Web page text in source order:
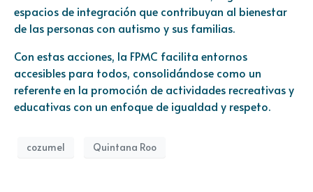
espacios de integración que contribuyan al bienestar
de las personas con autismo y sus familias.
Con estas acciones, la FPMC facilita entornos
accesibles para todos, consolidándose como un
referente en la promoción de actividades recreativas y
educativas con un enfoque de igualdad y respeto.
cozumel Quintana Roo